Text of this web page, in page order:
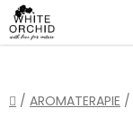
Přejít
na
obsah
Domů
/ AROMATERAPIE /